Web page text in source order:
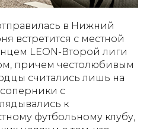
в Нижний
встретится с местной
LEON-Второй лиги
причем честолюбивым
считались лишь на
соперники с
к
футбольному клубу,